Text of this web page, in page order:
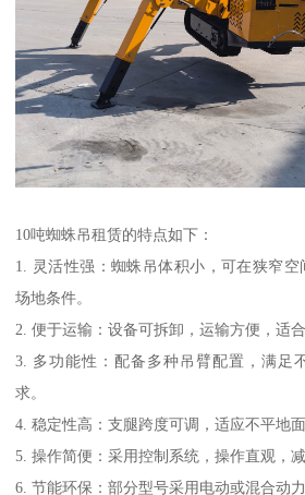
10吨蜘蛛吊租赁的特点如下：
1. 灵活性强：蜘蛛吊体积小，可在狭窄
场地条件。
2. 便于运输：设备可拆卸，运输方便，适
3. 多功能性：配备多种吊臂配置，满足
求。
4. 稳定性高：支腿跨度可调，适应不平地
5. 操作简便：采用控制系统，操作直观，减
6. 节能环保：部分型号采用电动或混合动